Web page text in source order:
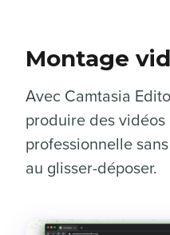
Montage
Avec Camtasia
produire des vidéos
professionnelle
au glisser-déposer.